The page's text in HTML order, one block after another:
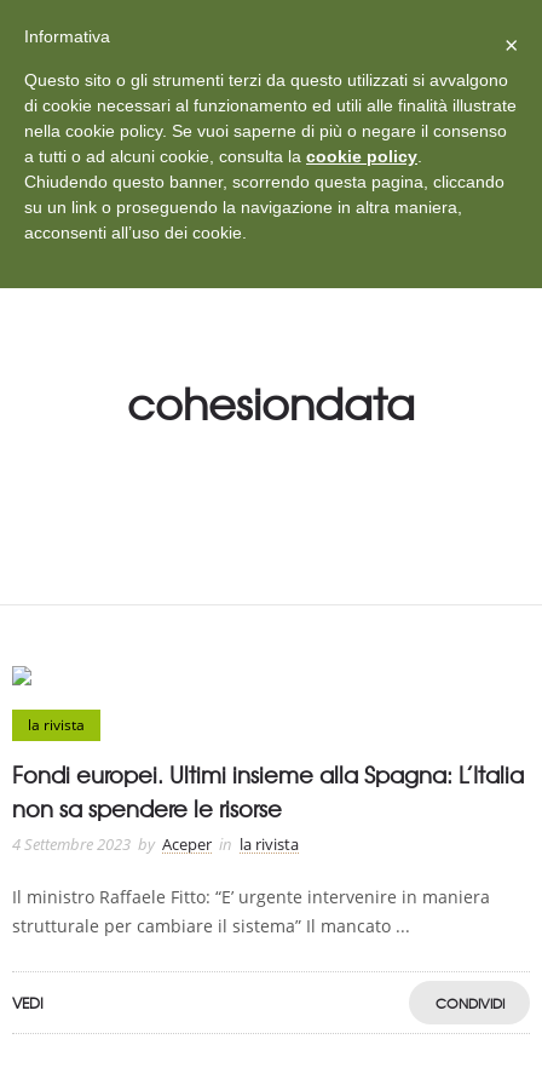
+39 011 18867102 info@aceper.it Statuto
Aceper
cohesiondata
la rivista
Fondi europei. Ultimi insieme alla Spagna: L’Italia
non sa spendere le risorse
4 Settembre 2023 by Aceper in la rivista
Il ministro Raffaele Fitto: “E’ urgente intervenire in maniera
strutturale per cambiare il sistema” Il mancato ...
VEDI CONDIVIDI
Vedi: Protezione dei dati personali ×
Informativa
Questo sito o gli strumenti terzi da questo utilizzati si avvalgono
di cookie necessari al funzionamento ed utili alle finalità illustrate
nella cookie policy. Se vuoi saperne di più o negare il consenso
a tutti o ad alcuni cookie, consulta la cookie policy
Chiudendo questo banner, scorrendo questa pagina, cliccando
su un link o proseguendo la navigazione in altra maniera,
acconsenti all’uso dei cookie.